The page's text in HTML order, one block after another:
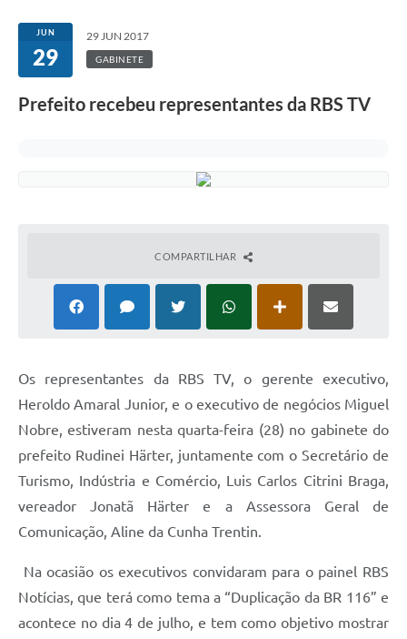
JUN
29
29 JUN 2017
GABINETE
Prefeito recebeu representantes da RBS TV
COMPARTILHAR
Os representantes da RBS TV, o gerente executivo,
Heroldo Amaral Junior, e o executivo de negócios Miguel
Nobre, estiveram nesta quarta-feira (28) no gabinete do
prefeito Rudinei Härter, juntamente com o Secretário de
Turismo, Indústria e Comércio, Luis Carlos Citrini Braga,
vereador Jonatã Härter e a Assessora Geral de
Comunicação, Aline da Cunha Trentin.
Na ocasião os executivos convidaram para o painel RBS
Notícias, que terá como tema a “Duplicação da BR 116” e
acontece no dia 4 de julho, e tem como objetivo mostrar